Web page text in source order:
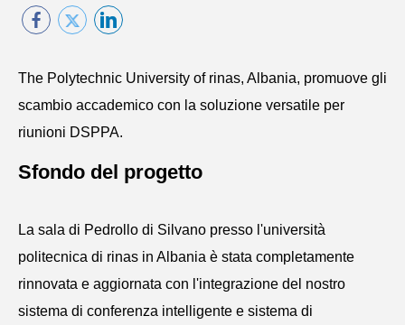
The Polytechnic University of rinas, Albania, promuove gli
scambio accademico con la soluzione versatile per
riunioni DSPPA.
Sfondo del progetto
La sala di Pedrollo di Silvano presso l'università
politecnica di rinas in Albania è stata completamente
rinnovata e aggiornata con l'integrazione del nostro
sistema di conferenza intelligente e sistema di